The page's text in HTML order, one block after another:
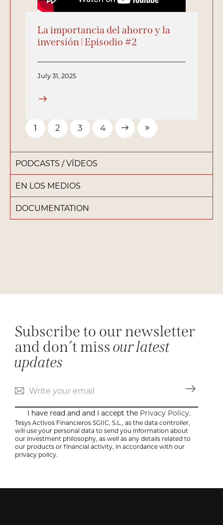
La importancia del ahorro y la
inversión | Episodio #2
July 31, 2025
1 2 3 4
Next Last
PODCASTS / VÍDEOS
EN LOS MEDIOS
DOCUMENTATION
Subscribe to our newsletter
and don´t missour latest
updates
I have read and and I accept the Privacy Policy.
Tesys Activos Financieros SGIIC, S.L., as the data controller,
will use your personal data to send you information about
our investment philosophy, as well as any details related to
our products or financial activity, in accordance with our
privacy policy.